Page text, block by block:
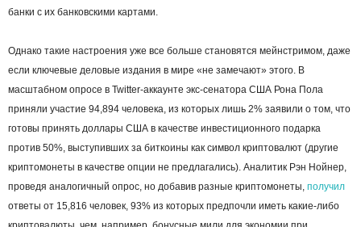
банки с их банковскими картами.
Однако такие настроения уже все больше становятся мейнстримом, даже
если ключевые деловые издания в мире «не замечают» этого. В
масштабном опросе в Twitter-аккаунте экс-сенатора США Рона Пола
приняли участие 94,894 человека, из которых лишь 2% заявили о том, что
готовы принять доллары США в качестве инвестиционного подарка
против 50%, выступивших за биткоины как символ криптовалют (другие
криптомонеты в качестве опции не предлагались). Аналитик Рэн Нойнер,
проведя аналогичный опрос, но добавив разные криптомонеты, получил
ответы от 15,816 человек, 93% из которых предпочли иметь какие-либо